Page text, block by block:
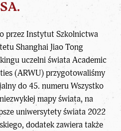
przez Instytut Szkolnictwa
Shanghai Jiao Tong
uczelni świataAcademic
(ARWU)przygotowaliśmy
do 45. numeru Wszystko
mapy świata, na
uniwersytety świata 2022
, dodatek zawiera także